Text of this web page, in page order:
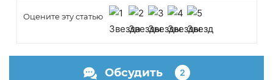
Оцените эту статью
Обсудить 2